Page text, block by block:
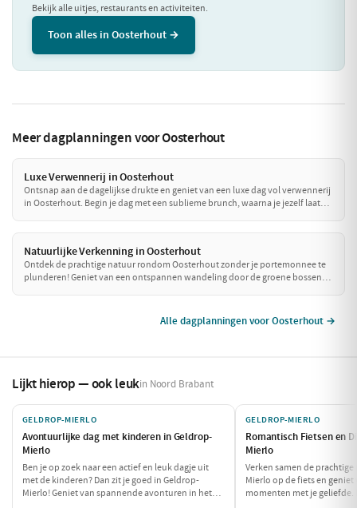
Bekijk alle uitjes, restaurants en activiteiten.
Toon alles in Oosterhout →
Meer dagplanningen voor Oosterhout
Luxe Verwennerij in Oosterhout
Ontsnap aan de dagelijkse drukte en geniet van een luxe dag vol verwennerij
in Oosterhout. Begin je dag met een sublieme brunch, waarna je jezelf laat
Natuurlijke Verkenning in Oosterhout
Ontdek de prachtige natuur rondom Oosterhout zonder je portemonnee te
plunderen! Geniet van een ontspannen wandeling door de groene bossen
Alle dagplanningen voor Oosterhout →
Lijkt hierop — ook leukin Noord Brabant
GELDROP-MIERLO
Avontuurlijke dag met kinderen in Geldrop-
Mierlo
Ben je op zoek naar een actief en leuk dagje uit
met de kinderen? Dan zit je goed in Geldrop-
Mierlo! Geniet van spannende avonturen in het
GELDROP-MIERLO
Romantisch Fietsen en
Mierlo
Verken samen de
Mierlo op de fiets en
momenten met je geliefde.